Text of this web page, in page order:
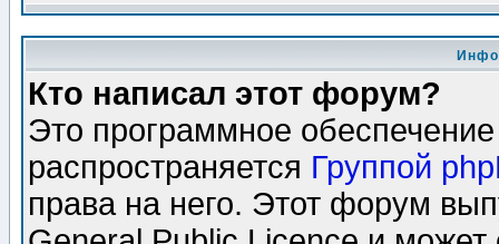
Кто написал этот форум?
Это программное
распространяется Группой
права на него. Этот форум